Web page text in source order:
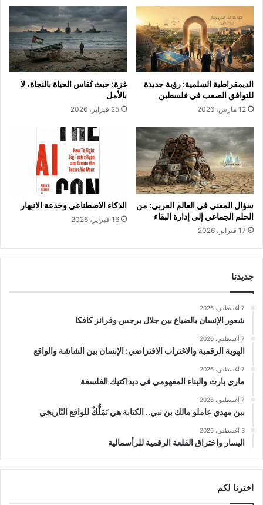
الديمقراطية السلمية: رؤية جديدة
للتوافق الصعب في فلسطين
12 مارس، 2026
غزة: حيث تُقاس الحياة بالنجاة، لا
بالأمل
25 فبراير، 2026
سؤال المعنى في العالم العربي: من
الحلم الجماعي إلى إدارة البقاء
17 فبراير، 2026
الذكاء الاصطناعي وخدعة الانبهار
16 فبراير، 2026
جديدنا
7 أغسطس، 2026
شعور الإنسان بالضياع بين جلال برجس وفرانز كافكا
7 أغسطس، 2026
الهوية الرقمية والاغتراب الافتراضي: الإنسان بين الشاشة والواقع
7 أغسطس، 2026
ماري بارث والبناء المفهومي في ديداكتيك الفلسفة
7 أغسطس، 2026
بين مهدي عاملو مالك بن نبي.. الكتابة هي تَمَلُّكٌ للواقع التّاريخي
3 أغسطس، 2026
اليسار واختراق القلعة الرقمية للرأسمالية
اخترنا لكم